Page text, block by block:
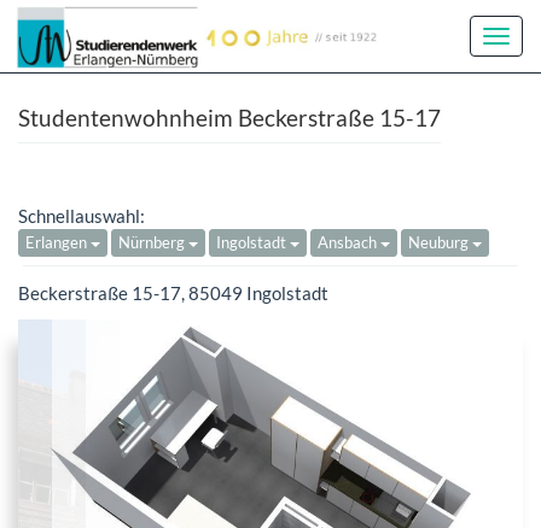
Studentenwohnheim Beckerstraße 15-17
Schnellauswahl:
Erlangen Nürnberg Ingolstadt Ansbach Neuburg
Beckerstraße 15-17, 85049 Ingolstadt